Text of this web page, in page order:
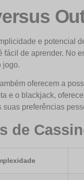
e potencial
de aprender. No
jogo.
oferecem a
e o blackjack,
preferências
de